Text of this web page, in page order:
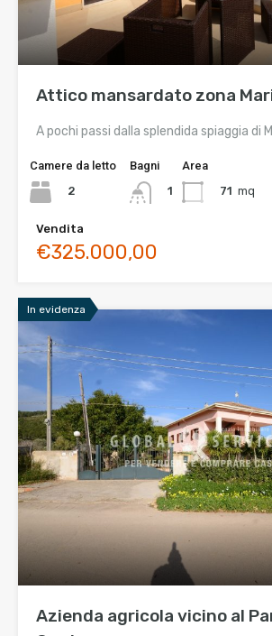
Attico mansardato zona
A pochi passi dalla splendida spiaggia di
Camere da letto
2
Bagni
1
Area
71 mq
Vendita
€325.000,00
In evidenza
Azienda agricola vicino al